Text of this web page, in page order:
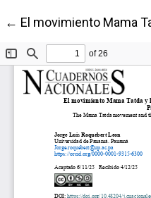
← Volver a los detalles
El movimiento Mama